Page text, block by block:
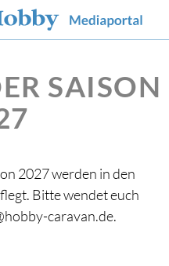
SAISON
2027 werden in den
Bitte wendet euch
caravan.de.